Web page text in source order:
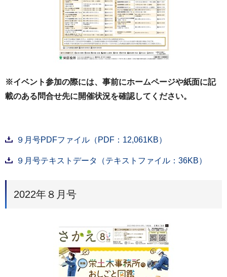
※イベント参加の際には、事前にホームページや紙面に記
載のある問合せ先に開催状況を確認してください。
９月号PDFファイル（PDF：12,061KB）
９月号テキストデータ（テキストファイル：36KB）
2022年８月号